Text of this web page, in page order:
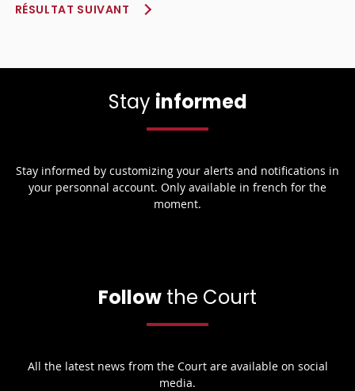
RÉSULTAT SUIVANT
Stay informed
Stay informed by customizing your alerts and notifications in
your personnal account. Only available in french for the
moment.
Follow the Court
All the latest news from the Court are available on social
media.